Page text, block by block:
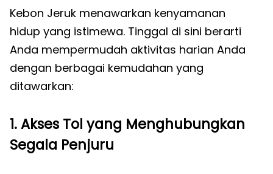
Kebon Jeruk menawarkan kenyamanan
hidup yang istimewa. Tinggal di sini berarti
Anda mempermudah aktivitas harian Anda
dengan berbagai kemudahan yang
ditawarkan:
1. Akses Tol yang Menghubungkan
Segala Penjuru